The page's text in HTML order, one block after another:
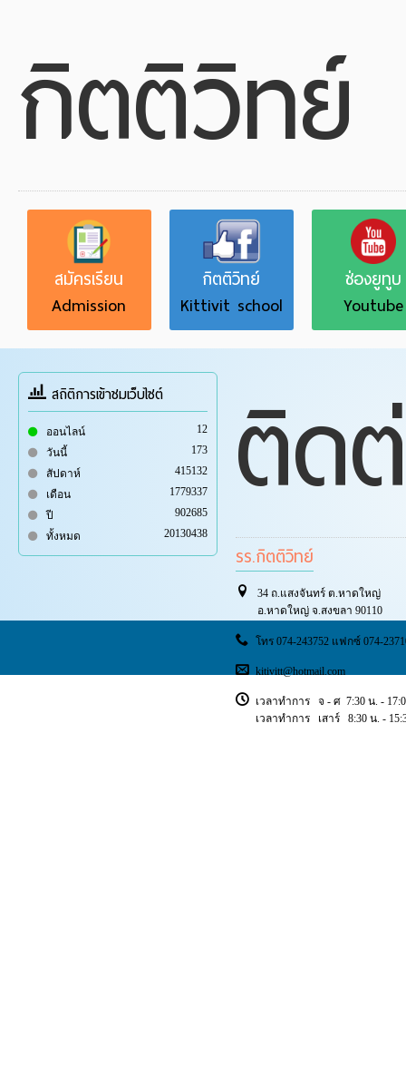
กิตติวิทย์
สมัครเรียน
Admission
กิตติวิทย์
Kittivit school
ช่องยูทูบ
Youtube
สถิติการเข้าชมเว็บไซต์
ออนไลน์
12
วันนี้
173
สัปดาห์
415132
เดือน
1779337
ปี
902685
ทั้งหมด
20130438 ติด
รร.กิตติวิทย์
34 ถ.แสงจันทร์ ต.หาดใหญ่
อ.หาดใหญ่ จ.สงขลา 90110
โทร 074-243752 แฟกซ์ 074-
kitivitt@hotmail.com
เวลาทำการ จ - ศ 7:30 น. -
เวลาทำการ เสาร์ 8:30 น. -